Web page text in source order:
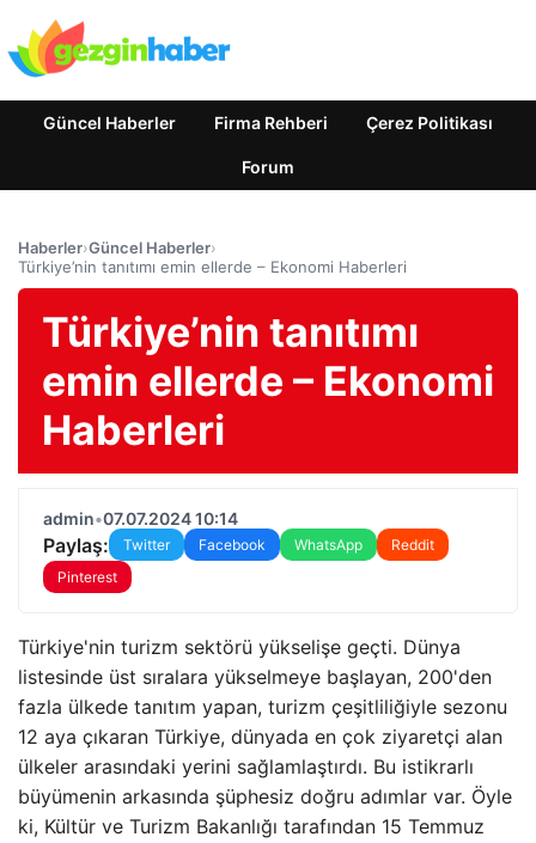
Güncel Haberler Firma Rehberi Çerez Politikası
Forum
Haberler›Güncel Haberler›
Türkiye’nin tanıtımı emin ellerde – Ekonomi Haberleri
Türkiye’nin tanıtımı
emin ellerde – Ekonomi
Haberleri
admin•07.07.2024 10:14
Paylaş: Twitter Facebook WhatsApp
Reddit
Pinterest
Türkiye'nin turizm sektörü yükselişe geçti. Dünya
listesinde üst sıralara yükselmeye başlayan, 200'den
fazla ülkede tanıtım yapan, turizm çeşitliliğiyle sezonu
12 aya çıkaran Türkiye, dünyada en çok ziyaretçi alan
ülkeler arasındaki yerini sağlamlaştırdı. Bu istikrarlı
büyümenin arkasında şüphesiz doğru adımlar var. Öyle
ki, Kültür ve Turizm Bakanlığı tarafından 15 Temmuz